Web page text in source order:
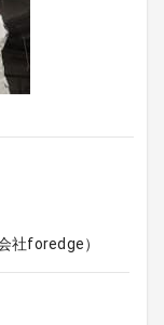
社foredge）